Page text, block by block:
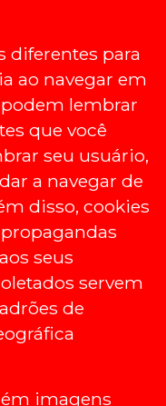
diferentes para
ao navegar em
lembrar
que você
seu usuário,
a navegar de
disso, cookies
seus
servem
de
imagens